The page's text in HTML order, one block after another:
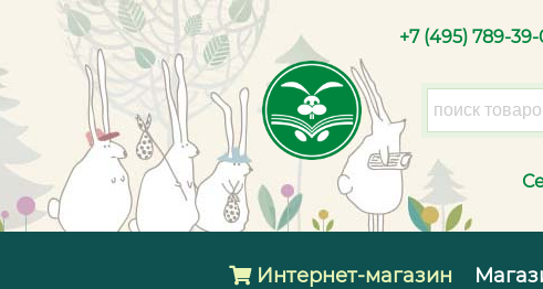
+7 (495) 789-
Интернет-магазин